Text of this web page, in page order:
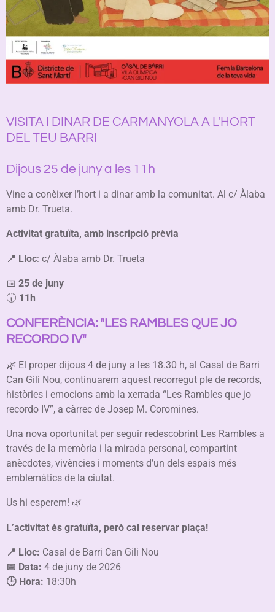
VISITA I DINAR DE CARMANYOLA A L'HORT
DEL TEU BARRI
Dijous 25 de juny a les 11h
Vine a conèixer l’hort i a dinar amb la comunitat. Al c/ Àlaba
amb Dr. Trueta.
Activitat gratuïta, amb inscripció prèvia
📍 Lloc: c/ Àlaba amb Dr. Trueta
📅 25 de juny
🕡 11h
CONFERÈNCIA: "LES RAMBLES QUE JO
RECORDO IV"
🌿 El proper dijous 4 de juny a les 18.30 h, al Casal de Barri
Can Gili Nou, continuarem aquest recorregut ple de records,
històries i emocions amb la xerrada “Les Rambles que jo
recordo IV”, a càrrec de Josep M. Coromines.
Una nova oportunitat per seguir redescobrint Les Rambles a
través de la memòria i la mirada personal, compartint
anècdotes, vivències i moments d’un dels espais més
emblemàtics de la ciutat.
Us hi esperem! 🌿
L’activitat és gratuïta, però cal reservar plaça!
📍 Lloc: Casal de Barri Can Gili Nou
📅 Data: 4 de juny de 2026
🕒 Hora: 18:30h